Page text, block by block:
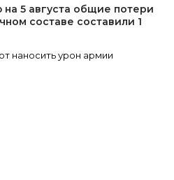
5 августа общие потери
составе составили 1
наносить урон армии